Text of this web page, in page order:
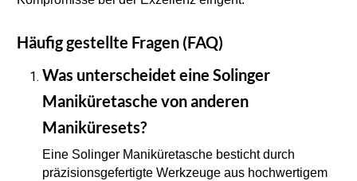
Häufig gestellte Fragen (FAQ)
Was unterscheidet eine Solinger
Maniküretasche von anderen
Maniküresets?
Eine Solinger Maniküretasche besticht durch
präzisionsgefertigte Werkzeuge aus hochwertigem